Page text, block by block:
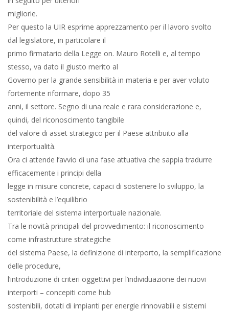
migliorie.
Per questo la UIR esprime apprezzamento per il lavoro svolto
dal legislatore, in particolare il
primo firmatario della Legge on. Mauro Rotelli e, al tempo
stesso, va dato il giusto merito al
Governo per la grande sensibilità in materia e per aver voluto
fortemente riformare, dopo 35
anni, il settore. Segno di una reale e rara considerazione e,
quindi, del riconoscimento tangibile
del valore di asset strategico per il Paese attribuito alla
interportualità.
Ora ci attende l’avvio di una fase attuativa che sappia tradurre
efficacemente i principi della
legge in misure concrete, capaci di sostenere lo sviluppo, la
sostenibilità e l’equilibrio
territoriale del sistema interportuale nazionale.
Tra le novità principali del provvedimento: il riconoscimento
come infrastrutture strategiche
del sistema Paese, la definizione di interporto, la semplificazione
delle procedure,
l’introduzione di criteri oggettivi per l’individuazione dei nuovi
interporti – concepiti come hub
sostenibili, dotati di impianti per energie rinnovabili e sistemi